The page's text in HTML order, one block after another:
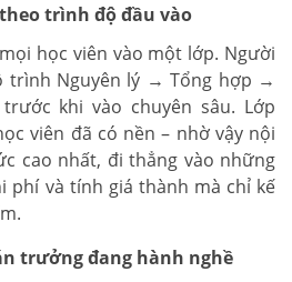
trình độ đầu vào
học viên vào một lớp. Người
trình Nguyên lý → Tổng hợp →
khi vào chuyên sâu. Lớp
viên đã có nền – nhờ vậy nội
cao nhất, đi thẳng vào những
phí và tính giá thành mà chỉ kế
trưởng đang hành nghề